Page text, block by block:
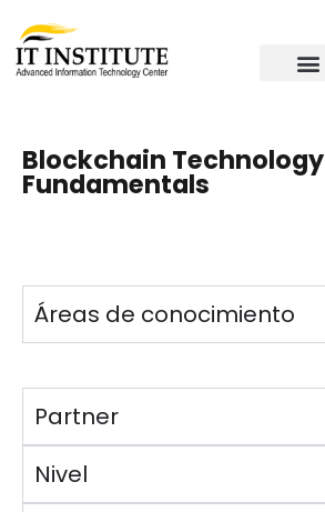
Blockchain Technology
Fundamentals
Áreas de conocimiento
Partner
Nivel